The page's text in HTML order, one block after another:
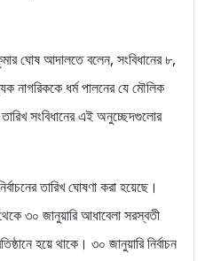
ঘোষ আদালতে বলেন, সংবিধানের ৮,
ধর্ম পালনের যে মৌলিক
তারিখ সংবিধানের এই অনুচ্ছেদগুলোর
তারিখ ঘোষণা করা হয়েছে।
৩০ জানুয়ারি আধাবেলা সরস্বতী
হয়ে থাকে। ৩০ জানুয়ারি নির্বাচন